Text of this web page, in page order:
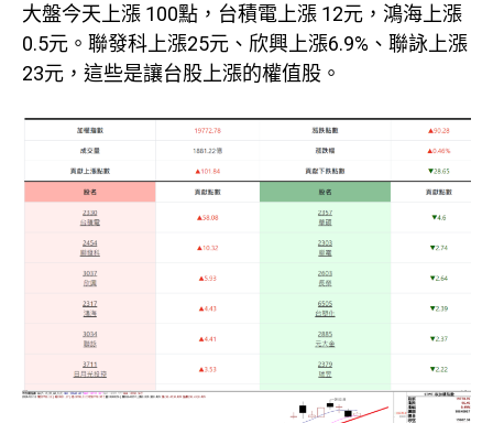
大盤今天上漲 100點，台積電上漲 12元，鴻海上漲
0.5元。聯發科上漲25元、欣興上漲6.9%、聯詠上漲
23元，這些是讓台股上漲的權值股。